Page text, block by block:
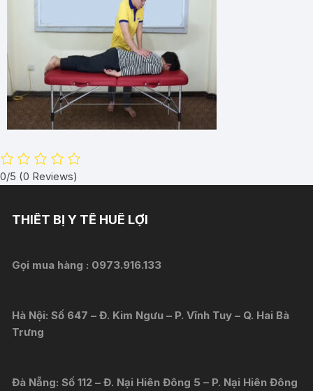
0/5 (0 Reviews)
THIẾT BỊ Y TẾ HUÊ LỢI
Gọi mua hàng : 0973.916.133
Hà Nội: Số 647 – Đ. Kim Ngưu – P. Vĩnh Tuy – Q. Hai Bà
Trưng
Đà Nẵng: Số 112 – Đ. Nại Hiên Đông 5 – P. Nại Hiên Đông